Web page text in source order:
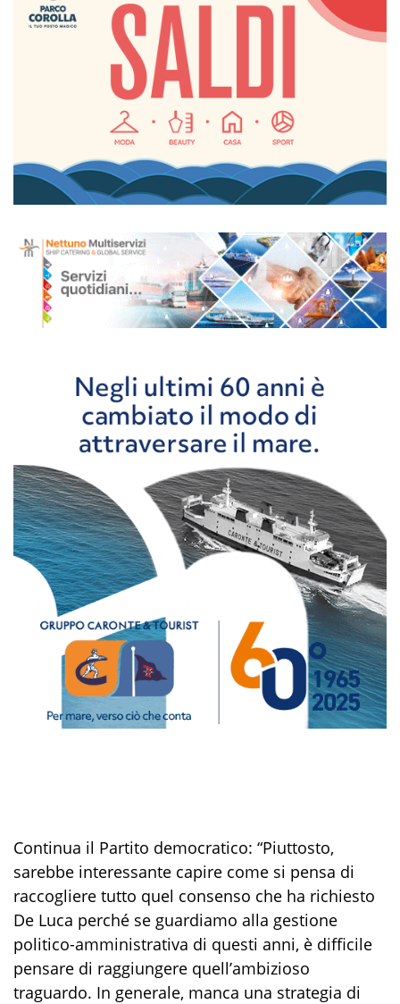
Continua il Partito democratico: “Piuttosto,
sarebbe interessante capire come si pensa di
raccogliere tutto quel consenso che ha richiesto
De Luca perché se guardiamo alla gestione
politico-amministrativa di questi anni, è difficile
pensare di raggiungere quell’ambizioso
traguardo. In generale, manca una strategia di